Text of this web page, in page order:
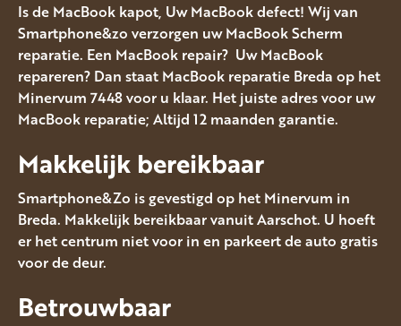
Is de MacBook kapot, Uw MacBook defect! Wij van
Smartphone&zo verzorgen uw MacBook Scherm
reparatie. Een MacBook repair? Uw MacBook
repareren? Dan staat MacBook reparatie Breda op het
Minervum 7448 voor u klaar. Het juiste adres voor uw
MacBook reparatie; Altijd 12 maanden garantie.
Makkelijk bereikbaar
Smartphone&Zo is gevestigd op het Minervum in
Breda. Makkelijk bereikbaar vanuit Aarschot. U hoeft
er het centrum niet voor in en parkeert de auto gratis
voor de deur.
Betrouwbaar